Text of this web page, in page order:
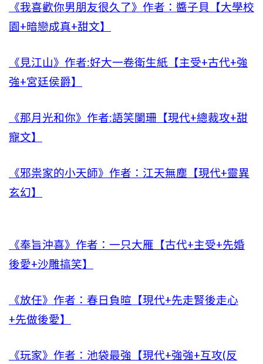
《我喜歡你男朋友很久了》作者：醬子貝【大學校
園+暗戀成真+甜文】
《見江山》作者:好大一卷衛生紙【主受+古代+強
強+宮廷侯爵】
《那月光和你》作者:語笑闌珊【現代+總裁攻+甜
寵文】
《邪祟家的小天師》作者：江天無塵【現代+靈異
玄幻】
《奉旨沖喜》作者：一只大雁【古代+主受+先婚
後愛+沙雕搞笑】
《放任》作者：春日負暄【現代+先走腎後走心
+先做後愛】
《玩家》作者：池袋最強【現代+強強+互攻(反